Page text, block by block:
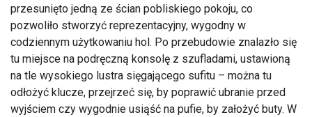
przesunięto jedną ze ścian pobliskiego pokoju, co
pozwoliło stworzyć reprezentacyjny, wygodny w
codziennym użytkowaniu hol. Po przebudowie znalazło się
tu miejsce na podręczną konsolę z szufladami, ustawioną
na tle wysokiego lustra sięgającego sufitu – można tu
odłożyć klucze, przejrzeć się, by poprawić ubranie przed
wyjściem czy wygodnie usiąść na pufie, by założyć buty. W